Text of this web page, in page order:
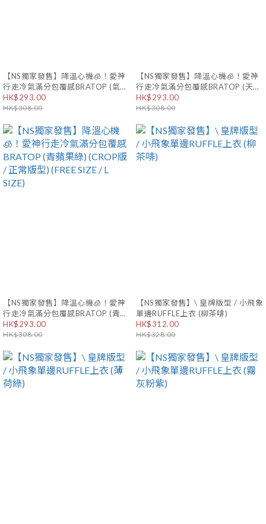
【NS獨家發售】降溫心機🧊！愛神
行走冷氣滿分包覆感BRATOP (氣質
茶啡) (CROP版 / 正常版型) (FREE
SIZE / L SIZE)
HK$293.00
HK$308.00
【NS獨家發售】降溫心機🧊！愛神
行走冷氣滿分包覆感BRATOP (天空
藍) (CROP版 / 正常版型) (FREE
SIZE / L SIZE)
HK$293.00
HK$308.00
【NS獨家發售】降溫心機🧊！愛神
行走冷氣滿分包覆感BRATOP (青蘋
果綠) (CROP版 / 正常版型) (FREE
SIZE / L SIZE)
HK$293.00
HK$308.00
【NS獨家發售】\ 皇牌版型 / 小飛象
單邊RUFFLE上衣 (柳茶啡)
HK$312.00
HK$328.00